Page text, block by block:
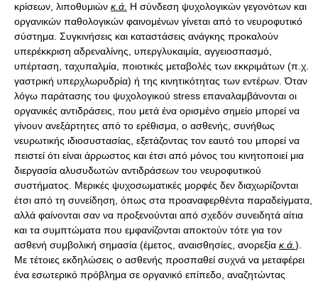
κρίσεων, λιποθυμιών κ.ά. Η σύνδεση ψυχολογικών γεγονότων και
οργανικών παθολογικών φαινομένων γίνεται από το νευροφυτικό
σύστημα. Συγκινήσεις και καταστάσεις ανάγκης προκαλούν
υπερέκκριση αδρεναλίνης, υπεργλυκαιμία, αγγειοσπασμό,
υπέρταση, ταχυπαλμία, ποιοτικές μεταβολές των εκκριμάτων (π.χ.
γαστρική υπερχλωρυδρία) ή της κινητικότητας των εντέρων. Όταν
λόγω παράτασης του ψυχολογικού stress επαναλαμβάνονται οι
οργανικές αντιδράσεις, που μετά ένα ορισμένο σημείο μπορεί να
γίνουν ανεξάρτητες από το ερέθισμα, ο ασθενής, συνήθως
νευρωτικής ιδιοσυστασίας, εξετάζοντας τον εαυτό του μπορεί να
πειστεί ότι είναι άρρωστος και έτσι από μόνος του κινητοποιεί μια
διεργασία αλυσυδωτών αντιδράσεων του νευροφυτικού
συστήματος. Μερικές ψυχοσωματικές μορφές δεν διαχωρίζονται
έτσι από τη συνείδηση, όπως στα προαναφερθέντα παραδείγματα,
αλλά φαίνονται σαν να προξενούνται από σχεδόν συνειδητά αίτια
και τα συμπτώματα που εμφανίζονται αποκτούν τότε για τον
ασθενή συμβολική σημασία (έμετος, αναισθησίες, ανορεξία κ.ά. ).
Με τέτοιες εκδηλώσεις ο ασθενής προσπαθεί συχνά να μεταφέρει
ένα εσωτερικό πρόβλημα σε οργανικό επίπεδο, αναζητώντας